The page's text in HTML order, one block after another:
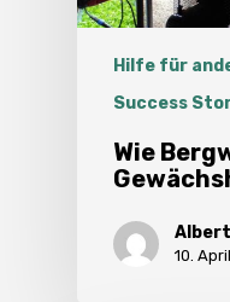
Hilfe für
Success
Wie
10.